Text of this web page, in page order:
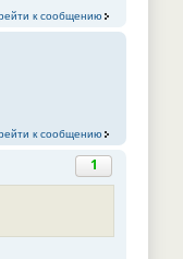
к сообщению
к сообщению
1